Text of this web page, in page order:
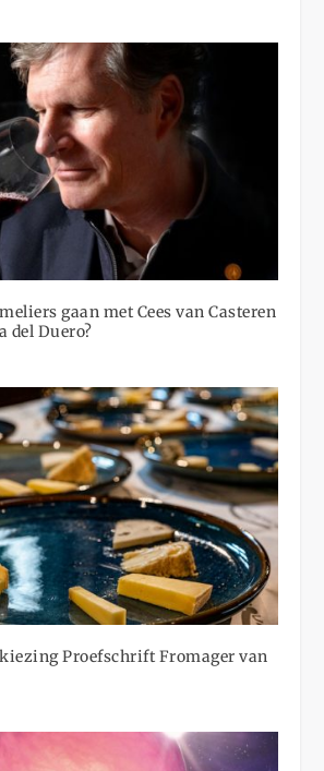
gaan met Cees van Casteren
del Duero?
Proefschrift Fromager van